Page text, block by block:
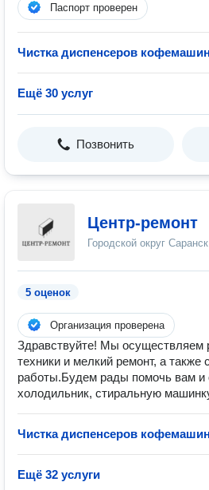
Паспорт проверен
Чистĸа диспенсеров
Ещё 30 услуг
Позвонить
Центр-ремонт
Городской округ Саранск
5 оценок
Организация проверена
Здравствуйте! Мы осуществляем
техники и мелкий ремонт, а также
работы.Будем рады помочь вам и
холодильник, стиральную
Чистĸа диспенсеров
Ещё 32 услуги